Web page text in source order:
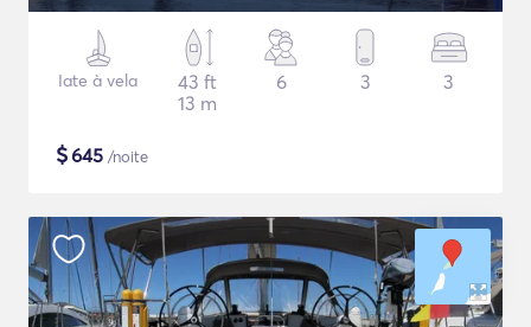
Iate à vela
43 ft
13 m
6 3 3
$645 /noite